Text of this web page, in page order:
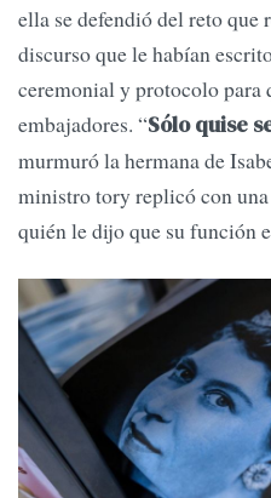
ella se defendió del reto
discurso que le habían
ceremonial y protocolo para
embajadores. “Sólo quise
murmuró la hermana de
ministro tory replicó con
quién le dijo que su función